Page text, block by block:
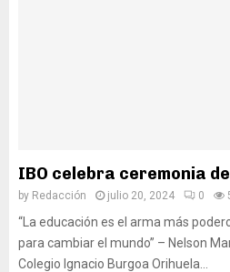
IBO celebra ceremonia
by Redacción julio 20, 2024 0
“La educación es el arma más
para cambiar el mundo” – Nelson
Colegio Ignacio Burgoa Orihuela...